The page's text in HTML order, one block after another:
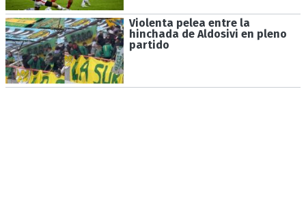
Violenta pelea entre la
hinchada de Aldosivi en pleno
partido